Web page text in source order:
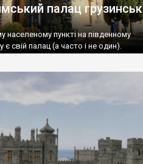
палац
пункті на південному
свій палац (а часто і не один).